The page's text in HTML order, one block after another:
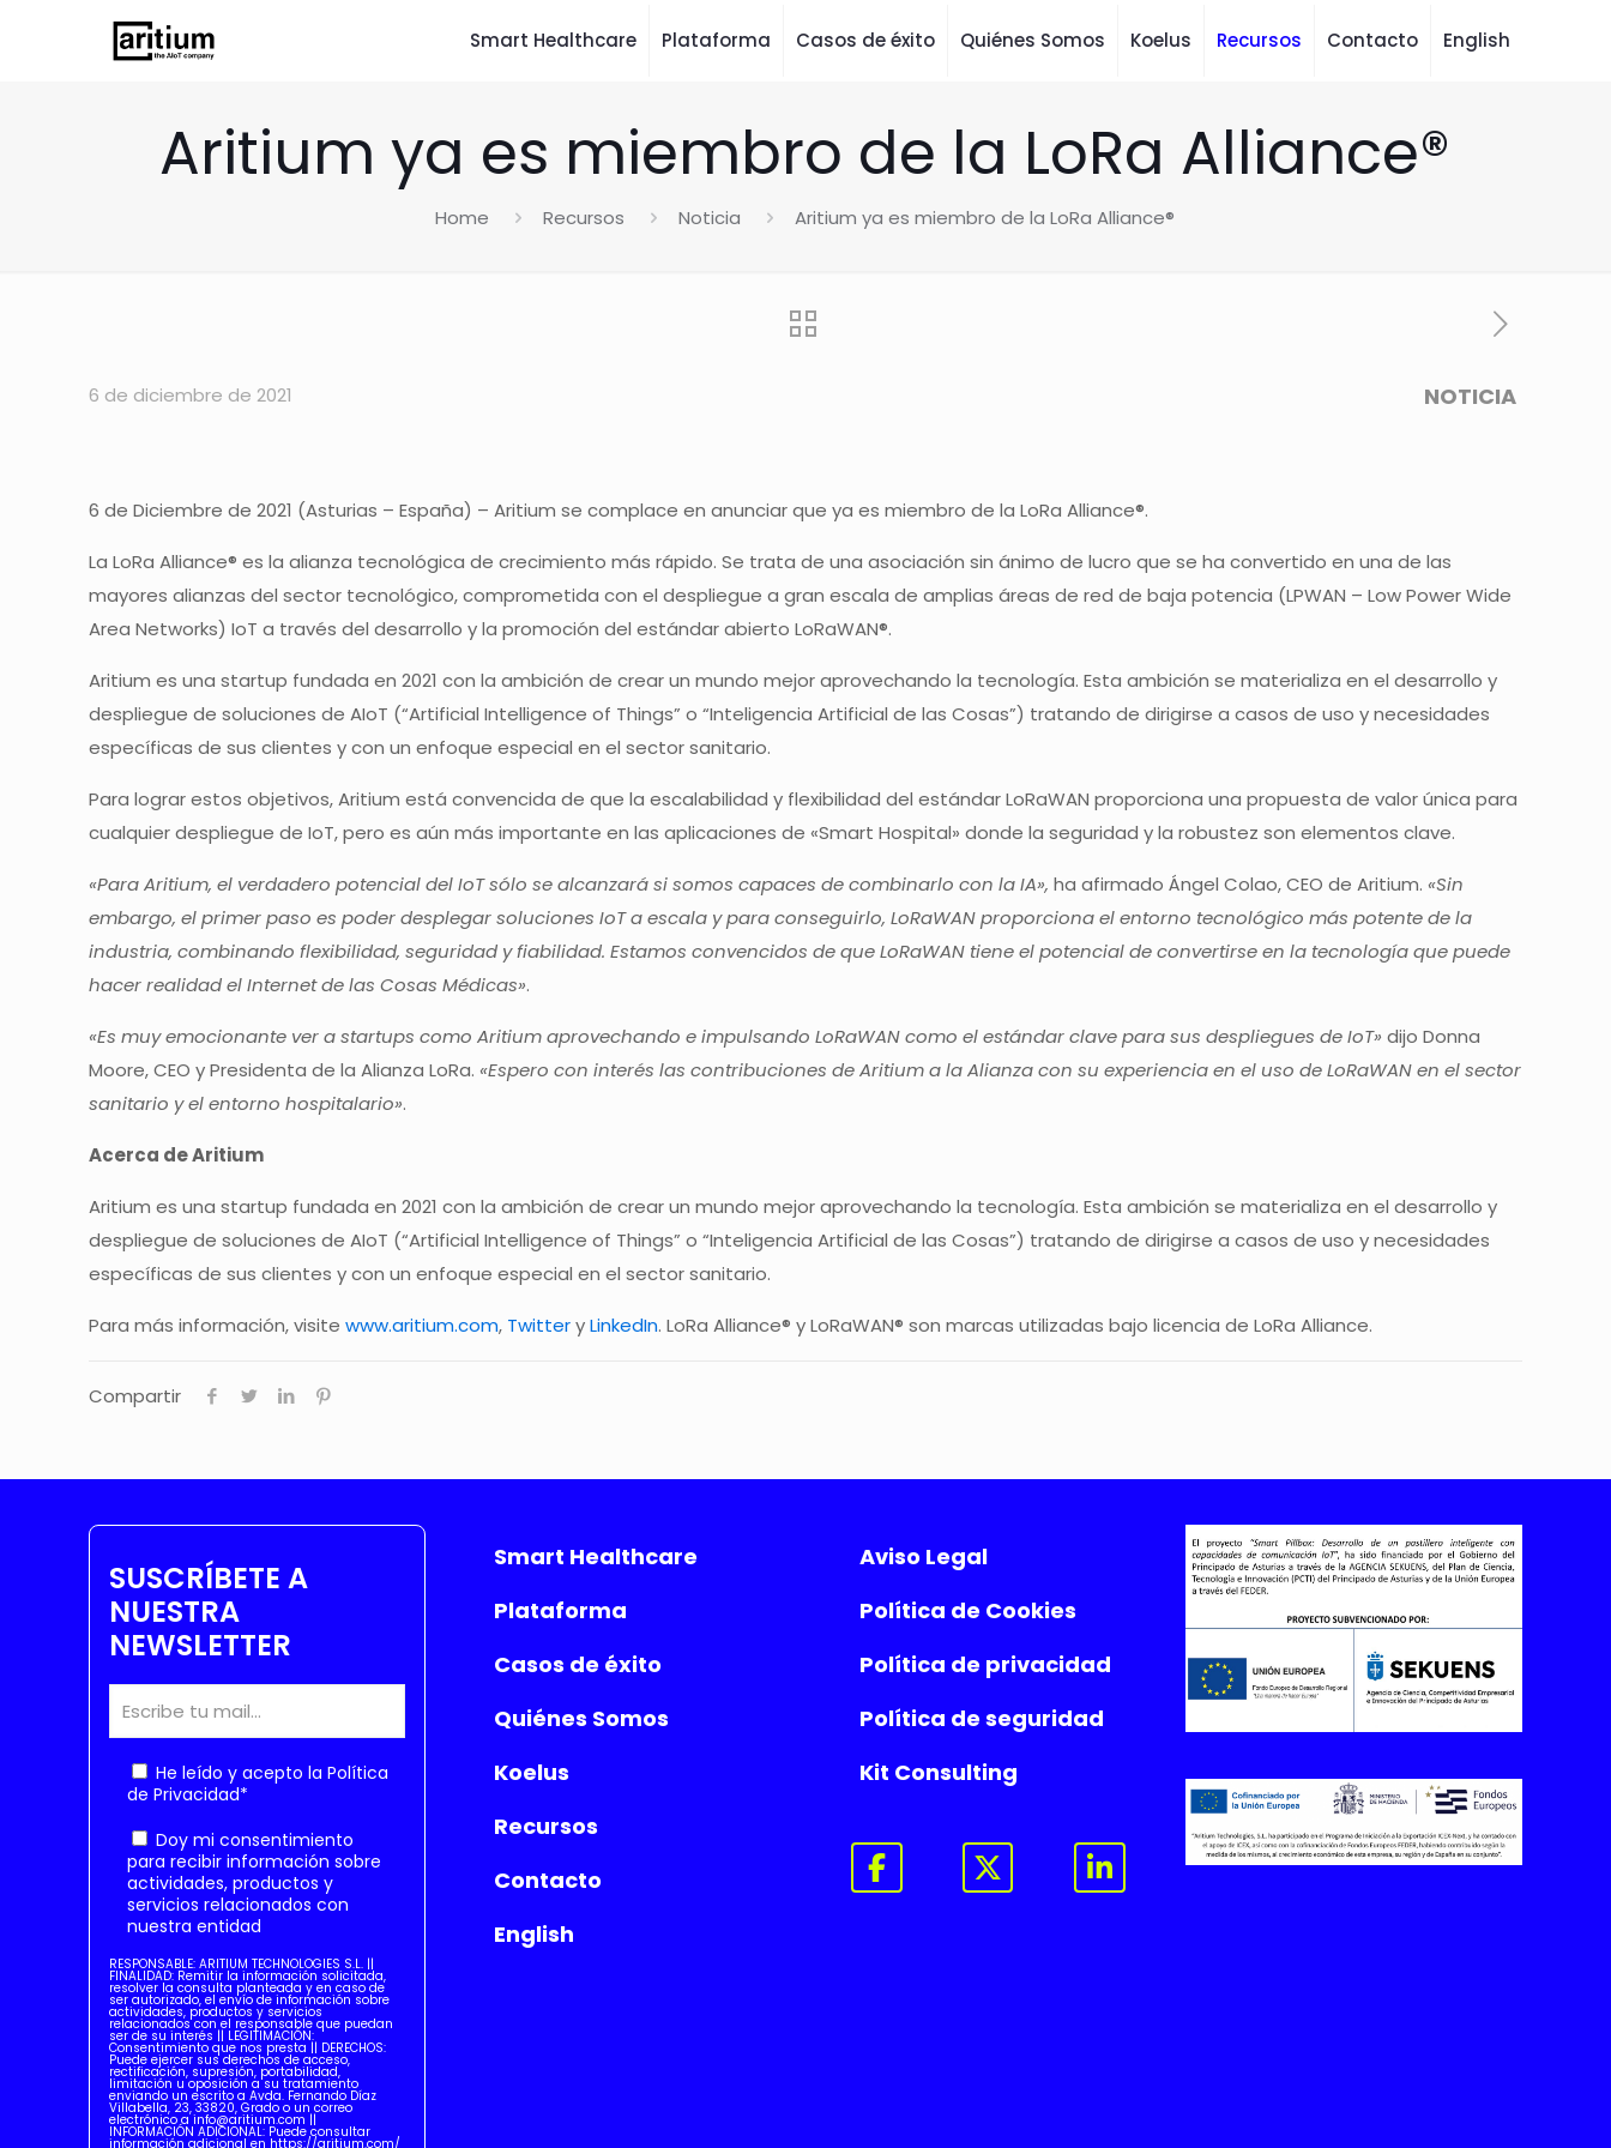
Smart Healthcare Plataforma Casos de éxito Quiénes Somos Koelus Recursos Contacto English
Aritium ya es miembro de la LoRa Alliance®
Home Recursos Noticia Aritium ya es miembro de la LoRa Alliance®
6 de diciembre de 2021 NOTICIA
6 de Diciembre de 2021 (Asturias – España) – Aritium se complace en anunciar que ya es miembro de la LoRa Alliance®.
La LoRa Alliance® es la alianza tecnológica de crecimiento más rápido. Se trata de una asociación sin ánimo de lucro que se ha convertido en una de las
mayores alianzas del sector tecnológico, comprometida con el despliegue a gran escala de amplias áreas de red de baja potencia (LPWAN – Low Power Wide
Area Networks) IoT a través del desarrollo y la promoción del estándar abierto LoRaWAN®.
Aritium es una startup fundada en 2021 con la ambición de crear un mundo mejor aprovechando la tecnología. Esta ambición se materializa en el desarrollo y
despliegue de soluciones de AIoT (“Artificial Intelligence of Things” o “Inteligencia Artificial de las Cosas”) tratando de dirigirse a casos de uso y necesidades
específicas de sus clientes y con un enfoque especial en el sector sanitario.
Para lograr estos objetivos, Aritium está convencida de que la escalabilidad y flexibilidad del estándar LoRaWAN proporciona una propuesta de valor única para
cualquier despliegue de IoT, pero es aún más importante en las aplicaciones de «Smart Hospital» donde la seguridad y la robustez son elementos clave.
«Para Aritium, el verdadero potencial del IoT sólo se alcanzará si somos capaces de combinarlo con la IA», ha afirmado Ángel Colao, CEO de Aritium.«Sin
embargo, el primer paso es poder desplegar soluciones IoT a escala y para conseguirlo, LoRaWAN proporciona el entorno tecnológico más potente de la
industria, combinando flexibilidad, seguridad y fiabilidad. Estamos convencidos de que LoRaWAN tiene el potencial de convertirse en la tecnología que puede
hacer realidad el Internet de las Cosas Médicas».
«Es muy emocionante ver a startups como Aritium aprovechando e impulsando LoRaWAN como el estándar clave para sus despliegues de IoT» dijo Donna
Moore, CEO y Presidenta de la Alianza LoRa.«Espero con interés las contribuciones de Aritium a la Alianza con su experiencia en el uso de LoRaWAN en el sector
sanitario y el entorno hospitalario».
Acerca de Aritium
Aritium es una startup fundada en 2021 con la ambición de crear un mundo mejor aprovechando la tecnología. Esta ambición se materializa en el desarrollo y
despliegue de soluciones de AIoT (“Artificial Intelligence of Things” o “Inteligencia Artificial de las Cosas”) tratando de dirigirse a casos de uso y necesidades
específicas de sus clientes y con un enfoque especial en el sector sanitario.
Para más información, visitewww.aritium.com, TwitteryLinkedIn. LoRa Alliance® y LoRaWAN® son marcas utilizadas bajo licencia de LoRa Alliance.
Compartir
SUSCRÍBETE A
NUESTRA
NEWSLETTER
He leído y acepto laPolítica
de Privacidad*
Doy mi consentimiento
para recibir información sobre
actividades, productos y
servicios relacionados con
nuestra entidad
RESPONSABLE: ARITIUM TECHNOLOGIES S.L. ||
FINALIDAD: Remitir la información solicitada,
resolver la consulta planteada y en caso de
ser autorizado, el envío de información sobre
actividades, productos y servicios
relacionados con el responsable que puedan
ser de su interés || LEGITIMACIÓN:
Consentimiento que nos presta || DERECHOS:
Puede ejercer sus derechos de acceso,
rectificación, supresión, portabilidad,
limitación u oposición a su tratamiento
enviando un escrito a Avda. Fernando Díaz
Villabella, 23, 33820, Grado o un correo
electrónico a info@aritium.com ||
INFORMACIÓN ADICIONAL: Puede consultar
información adicional en https://aritium.com/
Smart Healthcare
Plataforma
Casos de éxito
Quiénes Somos
Koelus
Recursos
Contacto
English
Aviso Legal
Política de Cookies
Política de privacidad
Política de seguridad
Kit Consulting